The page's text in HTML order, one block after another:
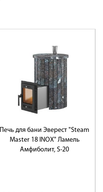
Печь для бани Эверест "Steam
Master 18 INOX" Ламель
Амфиболит, S-20